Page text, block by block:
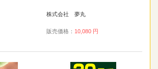
株式会社 夢丸
販売価格： 10,080 円